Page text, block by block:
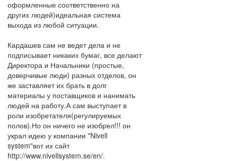
оформленные соответственно на
других людей)идеальная система
выхода из любой ситуации.
Кардашев сам не ведет дела и не
подписывает никаких бумаг, все делают
Директора и Начальники (простые,
доверчивые люди) разных отделов, он
же заставляет их брать в долг
материалы у поставщиков и нанимать
людей на работу.А сам выступает в
роли изобретателя(регулируемых
полов).Но он ничего не изобрел!!! он
украл идею у компании "Nivell
system"вот их сайт
http://www.nivellsystem.se/en/.